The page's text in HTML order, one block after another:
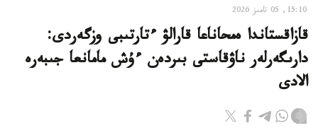
15:10, 05 تامىز 2026
قازاقستاندا ەمحاناعا قارالۋ ءتارتىبى وزگەردى:
دارىگەرلەر ناۋقاستى بىردەن ءۇش مامانعا جىبەرە
الادى